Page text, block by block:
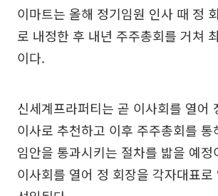
이마트는 올해 정기임원 인사 때 정
로 내정한 후 내년 주주총회를 거쳐
이다.
신세계프라퍼티는 곧 이사회를 열어
이사로 추천하고 이후 주주총회를 통
임안을 통과시키는 절차를 밟을 예정
이사회를 열어 정 회장을 각자대표로